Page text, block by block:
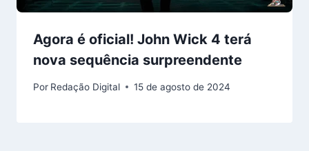
Agora é oficial! John Wick 4 terá
nova sequência surpreendente
Por Redação Digital 15 de agosto de 2024